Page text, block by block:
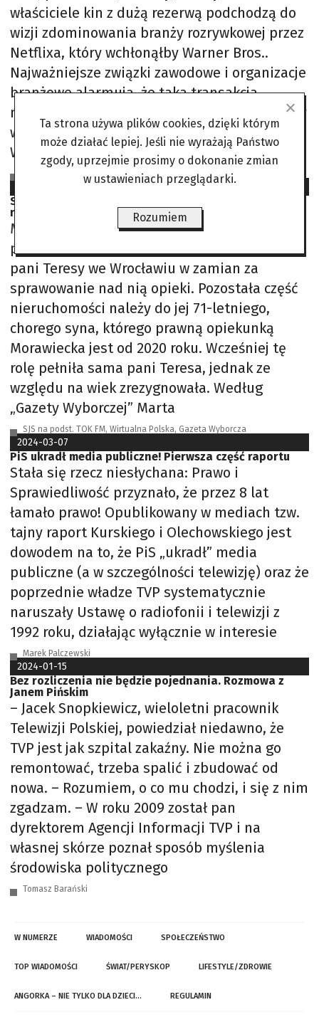
właściciele kin z dużą rezerwą podchodzą do
wizji zdominowania branży rozrywkowej przez
Netflixa, który wchłonąłby Warner Bros..
Najważniejsze związki zawodowe i organizacje
branżowe alarmują, że taka transakcja
mogłaby negatywnie odbić się na rynku pracy
w Hollywood. Głos w sprawie zabrał także
Writers Guild
SJS na podst. PAP, Wirtualna Polska, WNP.pl
Siostra Morawieckiego ma problem. Zarzuca się jej
nielegalne przejęcie mieszkania
Mieszkanie za opiekę Marta Morawiecka
przejęła 75% własności mieszkania 99-letniej
pani Teresy we Wrocławiu w zamian za
sprawowanie nad nią opieki. Pozostała część
nieruchomości należy do jej 71-letniego,
chorego syna, którego prawną opiekunką
Morawiecka jest od 2020 roku. Wcześniej tę
rolę pełniła sama pani Teresa, jednak ze
względu na wiek zrezygnowała. Według
„Gazety Wyborczej” Marta
SJS na podst. TOK FM, Wirtualna Polska, Gazeta Wyborcza
2024-03-07
PiS ukradł media publiczne! Pierwsza część raportu
Stała się rzecz niesłychana: Prawo i
Sprawiedliwość przyznało, że przez 8 lat
łamało prawo! Opublikowany w mediach tzw.
tajny raport Kurskiego i Olechowskiego jest
dowodem na to, że PiS „ukradł” media
publiczne (a w szczególności telewizję) oraz że
poprzednie władze TVP systematycznie
naruszały Ustawę o radiofonii i telewizji z
1992 roku, działając wyłącznie w interesie
Marek Palczewski
2024-01-15
Bez rozliczenia nie będzie pojednania. Rozmowa z
Janem Pińskim
– Jacek Snopkiewicz, wieloletni pracownik
Telewizji Polskiej, powiedział niedawno, że
TVP jest jak szpital zakaźny. Nie można go
remontować, trzeba spalić i zbudować od
nowa. – Rozumiem, o co mu chodzi, i się z nim
zgadzam. – W roku 2009 został pan
dyrektorem Agencji Informacji TVP i na
własnej skórze poznał sposób myślenia
środowiska politycznego
Tomasz Barański
W NUMERZE WIADOMOŚCI SPOŁECZEŃSTWO
TOP WIADOMOŚCI ŚWIAT/PERYSKOP LIFESTYLE/ZDROWIE
ANGORKA – NIE TYLKO DLA DZIECI… REGULAMIN
Ta strona używa plików cookies, dzięki którym
może działać lepiej. Jeśli nie wyrażają Państwo
zgody, uprzejmie prosimy o dokonanie zmian
w ustawieniach przeglądarki.
Rozumiem